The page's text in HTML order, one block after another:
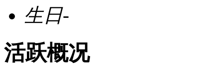
生日-
活跃概况